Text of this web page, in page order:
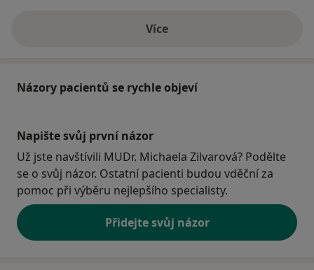
Víceo adrese
Názory pacientů se rychle objeví
Napište svůj první názor
Už jste navštívili MUDr. Michaela Zilvarová? Podělte
se o svůj názor. Ostatní pacienti budou vděční za
pomoc při výběru nejlepšího specialisty.
Přidejte svůj názor